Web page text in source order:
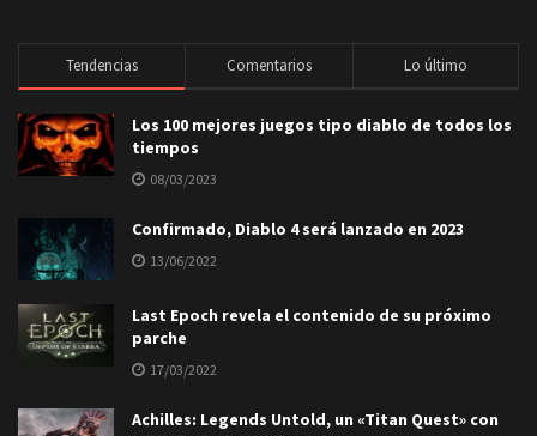
Tendencias Comentarios Lo último
Los 100 mejores juegos tipo diablo de todos los
tiempos
08/03/2023
Confirmado, Diablo 4 será lanzado en 2023
13/06/2022
Last Epoch revela el contenido de su próximo
parche
17/03/2022
Achilles: Legends Untold, un «Titan Quest» con